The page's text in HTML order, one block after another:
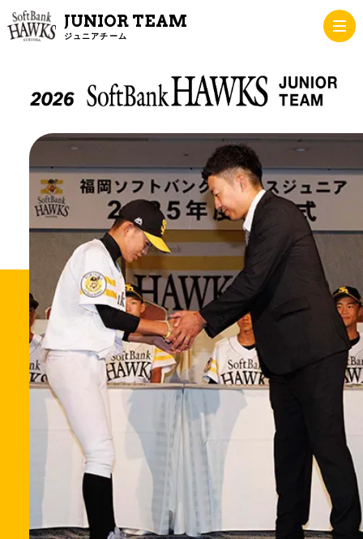
JUNIOR TEAM
ジュニアチーム
TEAM
NEWS
ニュース
PROFILE
チームメンバー
SCHEDULE
スケジュール
FAQ
OB・OG
SPONSOR
スポンサー